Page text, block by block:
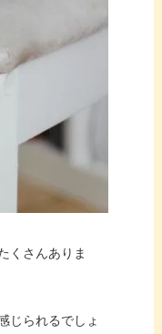
くさんありま
じられるでしょ